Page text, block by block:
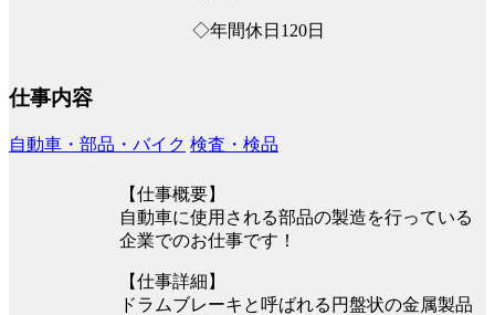
◇年間休日120日
仕事内容
自動車・部品・バイク 検査・検品
【仕事概要】
自動車に使用される部品の製造を行っている
企業でのお仕事です！
【仕事詳細】
ドラムブレーキと呼ばれる円盤状の金属製品